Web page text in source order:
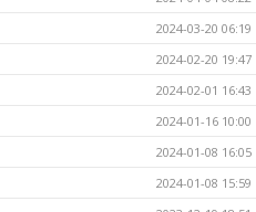
2024-03-20 06:19
2024-02-20 19:47
2024-02-01 16:43
2024-01-16 10:00
2024-01-08 16:05
2024-01-08 15:59